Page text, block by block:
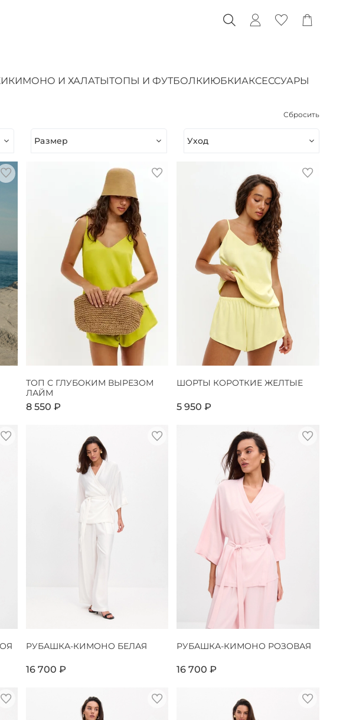
КИМОНО И ХАЛАТЫТОПЫ И ФУТБОЛКИЮБКИАКСЕССУАРЫ
Сбросить
Размер Уход
ТОП С ГЛУБОКИМ ВЫРЕЗОМ
ЛАЙМ
8 550 ₽
ШОРТЫ КОРОТКИЕ ЖЕЛТЫЕ
5 950 ₽
РУБАШКА-КИМОНО БЕЛАЯ
16 700 ₽
РУБАШКА-КИМОНО РОЗОВАЯ
16 700 ₽